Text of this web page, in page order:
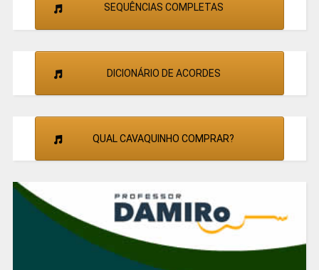
SEQUÊNCIAS COMPLETAS
DICIONÁRIO DE ACORDES
QUAL CAVAQUINHO COMPRAR?